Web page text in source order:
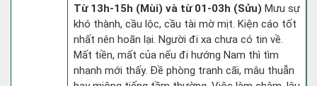
Từ 13h-15h (Mùi) và từ 01-03h (Sửu) Mưu sự
khó thành, cầu lộc, cầu tài mờ mịt. Kiện cáo tốt
nhất nên hoãn lại. Người đi xa chưa có tin về.
Mất tiền, mất của nếu đi hướng Nam thì tìm
nhanh mới thấy. Đề phòng tranh cãi, mâu thuẫn